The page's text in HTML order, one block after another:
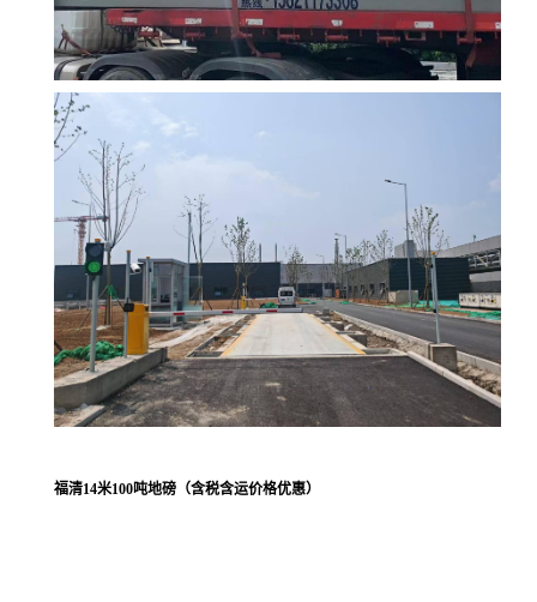
福清14米100吨地磅（含税含运价格优惠）